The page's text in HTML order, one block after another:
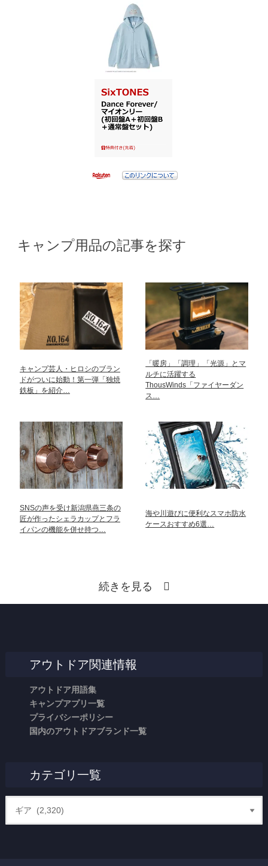
キャンプ用品の記事を探す
キャンプ芸人・ヒロシのブラン
ドがついに始動！第一弾「独焼
鉄板」を紹介…
「暖房」「調理」「光源」とマ
ルチに活躍する
ThousWinds「ファイヤーダン
ス…
SNSの声を受け新潟県燕三条の
匠が作ったシェラカップとフラ
イパンの機能を併せ持つ…
海や川遊びに便利なスマホ防水
ケースおすすめ6選…
続きを見る
アウトドア関連情報
アウトドア用語集
キャンプアプリ一覧
プライバシーポリシー
国内のアウトドアブランド一覧
カテゴリ一覧